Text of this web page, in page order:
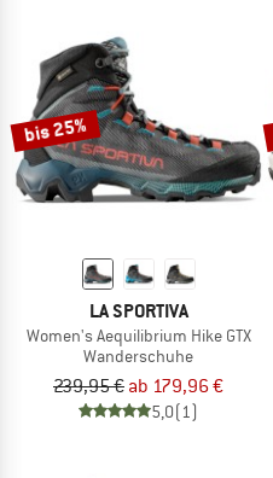
bis 25%
LA SPORTIVA
Women's Aequilibrium Hike GTX
Wanderschuhe
239,95 € ab 179,96 €
5,0(1)